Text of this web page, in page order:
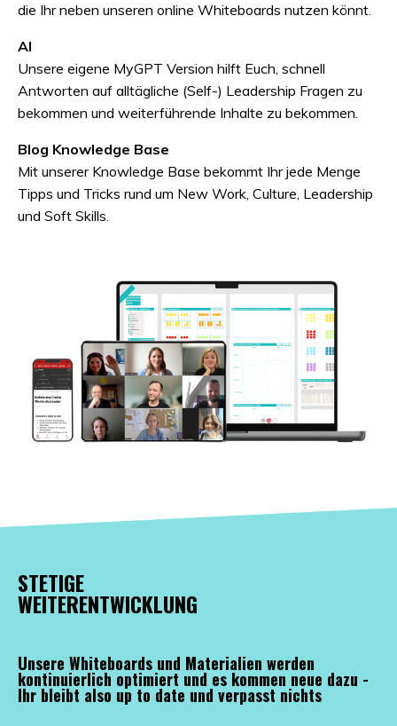
die Ihr neben unseren online Whiteboards nutzen könnt.
AI
Unsere eigene MyGPT Version hilft Euch, schnell
Antworten auf alltägliche (Self-) Leadership Fragen zu
bekommen und weiterführende Inhalte zu bekommen.
Blog Knowledge Base
Mit unserer Knowledge Base bekommt Ihr jede Menge
Tipps und Tricks rund um New Work, Culture, Leadership
und Soft Skills.
STETIGE
WEITERENTWICKLUNG
Unsere Whiteboards und Materialien werden
kontinuierlich optimiert und es kommen neue dazu -
Ihr bleibt also up to date und verpasst nichts